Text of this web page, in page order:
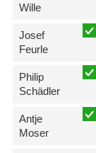
Wille
Josef
Feurle
Philip
Schädler
Antje
Moser